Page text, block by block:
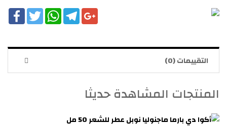
Twitter
WhatsAppTelegramGoogle+
التقييمات (0)
المنتجات المشاهدة حديثا